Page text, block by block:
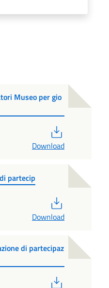
Museo per gio
Download
partecip
Download
di partecipaz